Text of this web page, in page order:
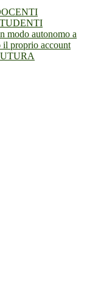
modo autonomo a
il proprio account